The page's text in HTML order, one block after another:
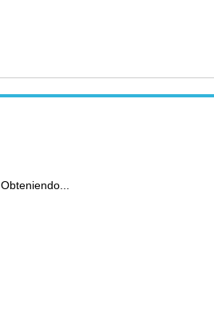
Obteniendo...